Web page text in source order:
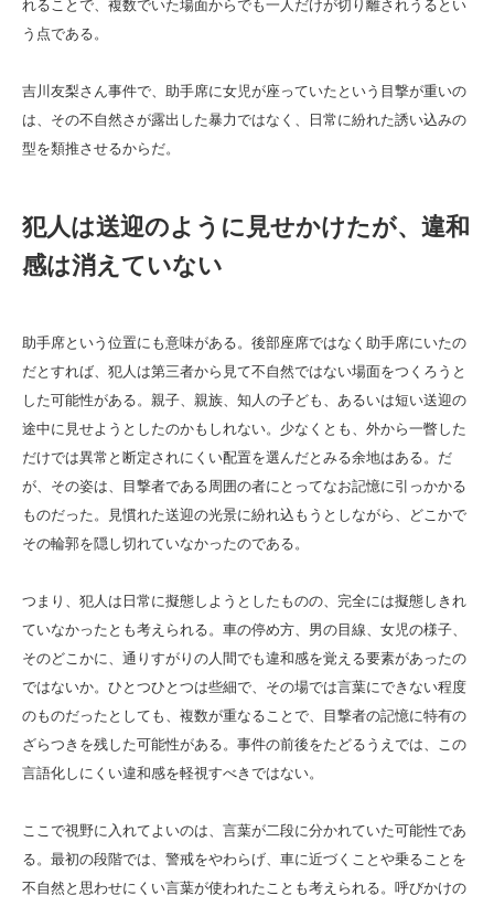
れることで、複数でいた場面からでも一人だけが切り離されうるとい
う点である。
吉川友梨さん事件で、助手席に女児が座っていたという目撃が重いの
は、その不自然さが露出した暴力ではなく、日常に紛れた誘い込みの
型を類推させるからだ。
犯人は送迎のように見せかけたが、違和
感は消えていない
助手席という位置にも意味がある。後部座席ではなく助手席にいたの
だとすれば、犯人は第三者から見て不自然ではない場面をつくろうと
した可能性がある。親子、親族、知人の子ども、あるいは短い送迎の
途中に見せようとしたのかもしれない。少なくとも、外から一瞥した
だけでは異常と断定されにくい配置を選んだとみる余地はある。だ
が、その姿は、目撃者である周囲の者にとってなお記憶に引っかかる
ものだった。見慣れた送迎の光景に紛れ込もうとしながら、どこかで
その輪郭を隠し切れていなかったのである。
つまり、犯人は日常に擬態しようとしたものの、完全には擬態しきれ
ていなかったとも考えられる。車の停め方、男の目線、女児の様子、
そのどこかに、通りすがりの人間でも違和感を覚える要素があったの
ではないか。ひとつひとつは些細で、その場では言葉にできない程度
のものだったとしても、複数が重なることで、目撃者の記憶に特有の
ざらつきを残した可能性がある。事件の前後をたどるうえでは、この
言語化しにくい違和感を軽視すべきではない。
ここで視野に入れてよいのは、言葉が二段に分かれていた可能性であ
る。最初の段階では、警戒をやわらげ、車に近づくことや乗ることを
不自然と思わせにくい言葉が使われたことも考えられる。呼びかけの